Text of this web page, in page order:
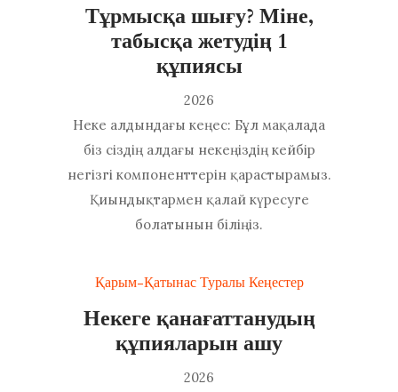
Тұрмысқа шығу? Міне,
табысқа жетудің 1
құпиясы
2026
Неке алдындағы кеңес: Бұл мақалада
біз сіздің алдағы некеңіздің кейбір
негізгі компоненттерін қарастырамыз.
Қиындықтармен қалай күресуге
болатынын біліңіз.
Қарым-Қатынас Туралы Кеңестер
Некеге қанағаттанудың
құпияларын ашу
2026